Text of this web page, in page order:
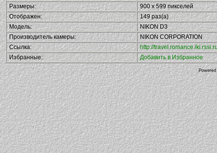
Размеры:
900 x 599 пикселей
Отображен:
149 раз(а)
Модель:
NIKON D3
Производитель камеры:
NIKON CORPORATION
Ссылка:
http://
Избранные:
Добавить в Избранное